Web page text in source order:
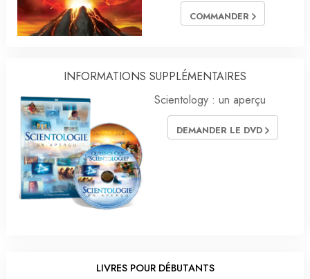
COMMANDER
INFORMATIONS SUPPLÉMENTAIRES
Scientology : un aperçu
DEMANDER LE DVD
LIVRES POUR DÉBUTANTS